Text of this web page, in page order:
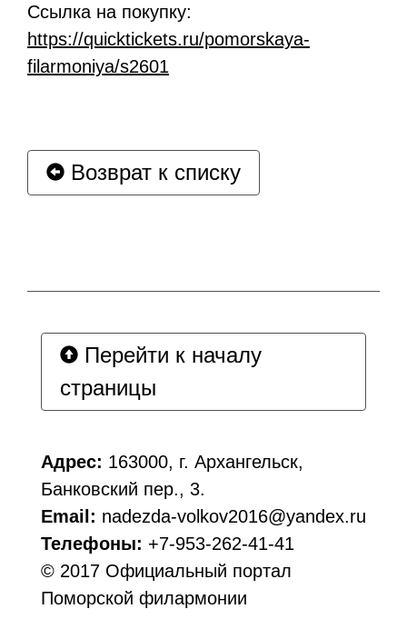
Ссылка на покупку:
https://quicktickets.ru/pomorskaya-
filarmoniya/s2601
Возврат к списку
Перейти к началу
страницы
Адрес: 163000, г. Архангельск,
Банковский пер., 3.
Email: nadezda-volkov2016@yandex.ru
Телефоны: +7-953-262-41-41
© 2017 Официальный портал
Поморской филармонии